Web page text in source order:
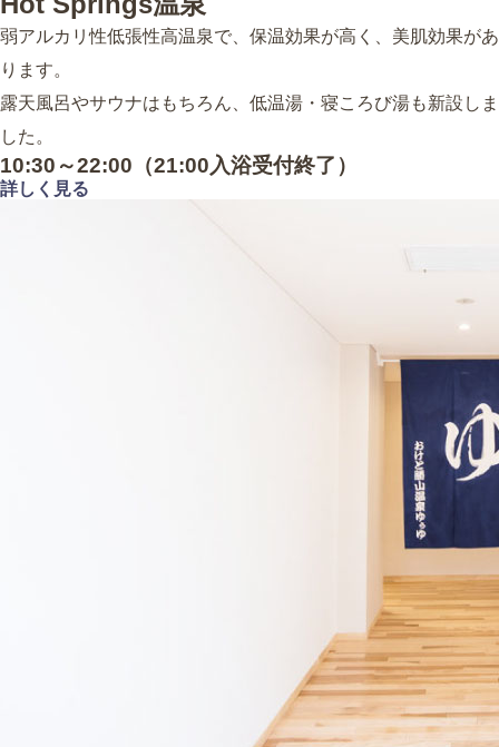
弱アルカリ性低張性高温泉で、保温効果が高く、美肌効果があ
ります。
露天風呂やサウナはもちろん、低温湯・寝ころび湯も新設しま
した。
10:30～22:00 （21:00入浴受付終了）
詳しく見る